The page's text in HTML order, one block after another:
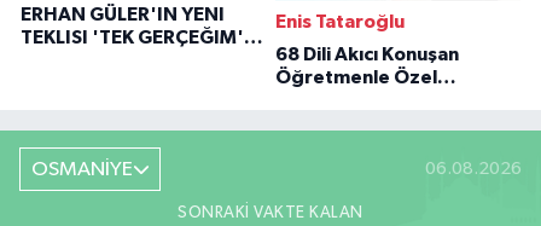
ERHAN GÜLER'IN YENI
TEKLISI 'TEK GERÇEĞIM'LE
Enis Tataroğlu
68 Dili Akıcı Konuşan
Öğretmenle Özel
OSMANİYE 06.08.2026
SONRAKI VAKTE KALAN